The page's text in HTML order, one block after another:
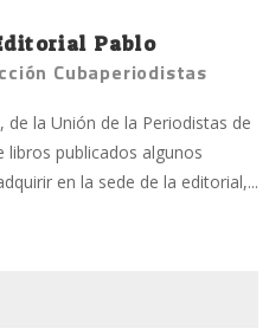
Pablo
Cubaperiodistas
la Unión de la Periodistas de
libros publicados algunos
en la sede de la editorial,...